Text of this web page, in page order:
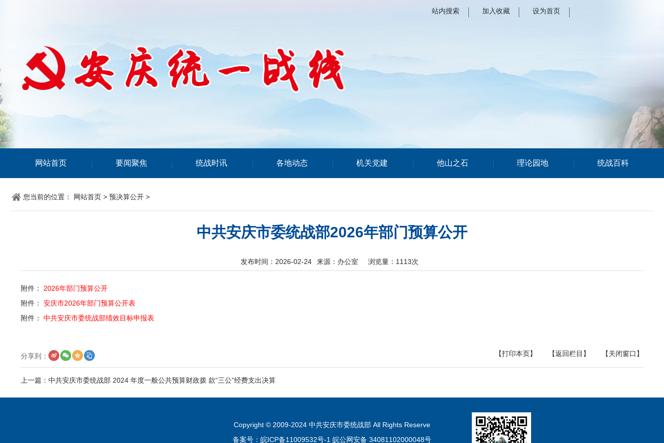
站内搜索 加入收藏 设为首页
网站首页 要闻聚焦 统战时讯 各地动态 机关党建 他山之石 理论园地 统战百科
您当前的位置： 网站首页 > 预决算公开 >
中共安庆市委统战部2026年部门预算公开
发布时间：2026-02-24 来源：办公室 浏览量： 1113次
附件：
2026年部门预算公开
附件：
安庆市2026年部门预算公开表
附件：
中共安庆市委统战部绩效目标申报表
分享到： 【打印本页】 【返回栏目】 【关闭窗口】
上一篇： 中共安庆市委统战部 2024 年度一般公共预算财政拨 款“三公”经费支出决算
Copyright © 2009-2024 中共安庆市委统战部 All Rights Reserve
备案号：皖ICP备11009532号-1 皖公网安备 34081102000048号